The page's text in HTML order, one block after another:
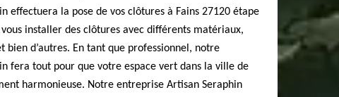
effectuera la pose de vos clôtures à Fains 27120 étape
installer des clôtures avec différents matériaux,
bien d’autres. En tant que professionnel, notre
fera tout pour que votre espace vert dans la ville de
harmonieuse. Notre entreprise Artisan Seraphin